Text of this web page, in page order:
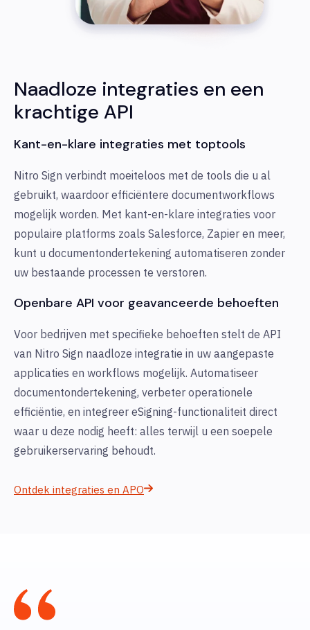
Naadloze integraties en een
krachtige API
Kant-en-klare integraties met toptools
Nitro Sign verbindt moeiteloos met de tools die u al
gebruikt, waardoor efficiëntere documentworkflows
mogelijk worden. Met kant-en-klare integraties voor
populaire platforms zoals Salesforce, Zapier en meer,
kunt u documentondertekening automatiseren zonder
uw bestaande processen te verstoren.
Openbare API voor geavanceerde behoeften
Voor bedrijven met specifieke behoeften stelt de API
van Nitro Sign naadloze integratie in uw aangepaste
applicaties en workflows mogelijk. Automatiseer
documentondertekening, verbeter operationele
efficiëntie, en integreer eSigning-functionaliteit direct
waar u deze nodig heeft: alles terwijl u een soepele
gebruikerservaring behoudt.
Ontdek integraties en APO